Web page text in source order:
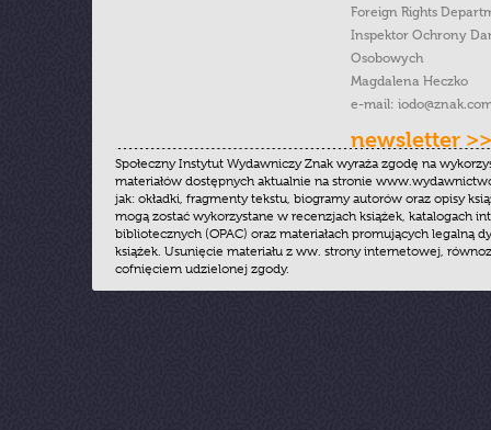
Foreign Rights
Inspektor Ochrony
Osobowych
Magdalena Heczko
e-mail:
newsletter >>
Społeczny Instytut Wydawniczy Znak wyraża zgodę na
materiałów dostępnych aktualnie na stronie
jak: okładki, fragmenty tekstu, biogramy autorów oraz opisy
mogą zostać wykorzystane w recenzjach książek, katalogach
bibliotecznych (OPAC) oraz materiałach promujących legalną
książek. Usunięcie materiału z ww. strony internetowej,
cofnięciem udzielonej zgody.